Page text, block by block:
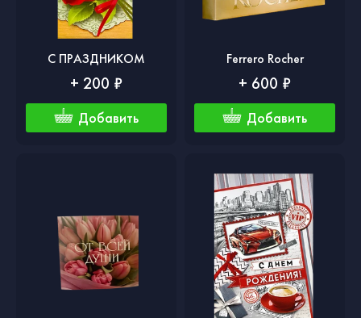
С ПРАЗДНИКОМ
+ 200 ₽
Добавить
Ferrero Rocher
+ 600 ₽
Добавить